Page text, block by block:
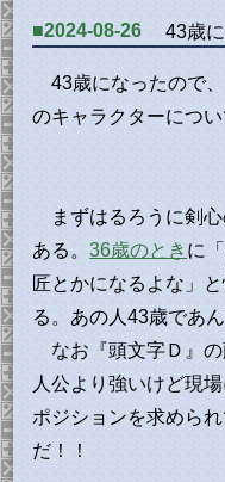
■2024-08-26 43歳
43歳になったので
のキャラクターについ
まずはるろうに剣心
ある。36歳のとき に
匠とかになるよな」
る。あの人43歳であ
なお『頭文字Ｄ』の
人公より強いけど現
ポジションを求めら
だ！！